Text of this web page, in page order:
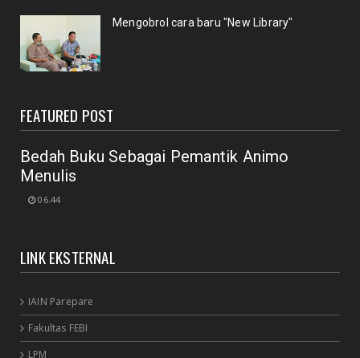
UNCATEGORIZED
Mengobrol cara baru "New Library"
New Normal: peluang inovasi program perpustakaan
Mengobrol cara baru "New Library"
FEATURED POST
Bedah Buku Sebagai Pemantik Animo
Menulis
06.44
LINK EKSTERNAL
IAIN Parepare
Fakultas FEBI
LPM